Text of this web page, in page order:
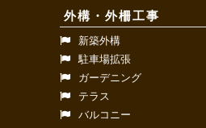
外構・外柵工事
新築外構
駐車場拡張
ガーデニング
テラス
バルコニー